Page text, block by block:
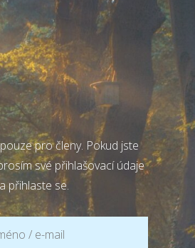
pro členy. Pokud jste
své přihlašovací údaje
a přihlaste se.